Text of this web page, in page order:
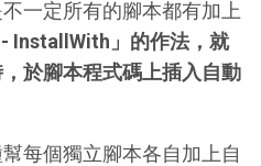
一定所有的腳本都有加上
InstallWith」的作法，就
於腳本程式碼上插入自動
每個獨立腳本各自加上自